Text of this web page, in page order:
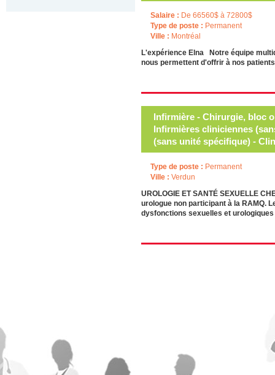
Salaire : De 66560$ à 72800$
Type de poste : Permanent
Ville : Montréal
L'expérience Elna Notre équipe
nous permettent d'offrir à nos
Infirmière - Chirurgie, bloc
Infirmières cliniciennes
(sans unité spécifique) -
Type de poste : Permanent
Ville : Verdun
UROLOGIE ET SANTÉ SEXUELLE
urologue non participant à la RAMQ.
dysfonctions sexuelles et urologiques